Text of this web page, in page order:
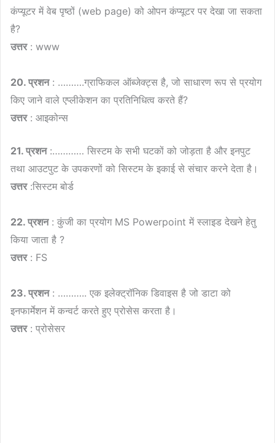
कंप्यूटर में वेब पृष्ठों (web page) को ओपन कंप्यूटर पर देखा जा सकता
है?
उत्तर: www
20. प्रशन: ……….ग्राफिकल ऑब्जेक्ट्स है, जो साधारण रूप से प्रयोग
किए जाने वाले एप्लीकेशन का प्रतिनिधित्व करते हैं?
उत्तर: आइकोन्स
21. प्रशन:………… सिस्टम के सभी घटकों को जोड़ता है और इनपुट
तथा आउटपुट के उपकरणों को सिस्टम के इकाई से संचार करने देता है।
उत्तर:सिस्टम बोर्ड
22. प्रशन: कुंजी का प्रयोग MS Powerpoint में स्लाइड देखने हेतु
किया जाता है ?
उत्तर: FS
23. प्रशन: ……….. एक इलेक्ट्रॉनिक डिवाइस है जो डाटा को
इनफार्मेशन में कन्वर्ट करते हुए प्रोसेस करता है।
उत्तर: प्रोसेसर